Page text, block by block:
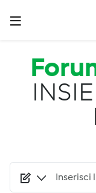
Salta al contenuto